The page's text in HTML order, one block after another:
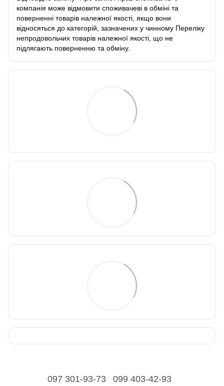
компанія може відмовити споживачеві в обміні та
поверненні товарів належної якості, якщо вони
відносяться до категорій, зазначених у чинному Переліку
непродовольчих товарів належної якості, що не
підлягають поверненню та обміну.
097 301-93-73 099 403-42-93